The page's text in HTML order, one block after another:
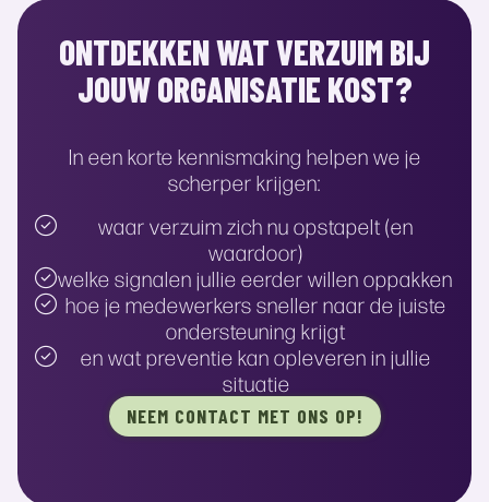
ONTDEKKEN WAT VERZUIM BIJ
JOUW ORGANISATIE KOST?
In een korte kennismaking helpen we je
scherper krijgen:
waar verzuim zich nu opstapelt (en
waardoor)
welke signalen jullie eerder willen oppakken
hoe je medewerkers sneller naar de juiste
ondersteuning krijgt
en wat preventie kan opleveren in jullie
situatie
NEEM CONTACT MET ONS OP!